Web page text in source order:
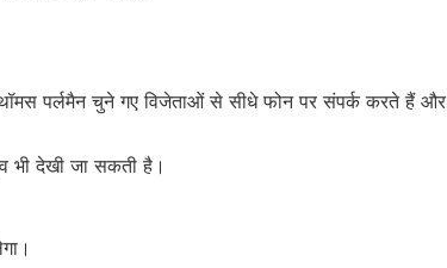
पर्लमैन चुने गए विजेताओं से सीधे फोन पर संपर्क करते हैं और
भी देखी जा सकती है।